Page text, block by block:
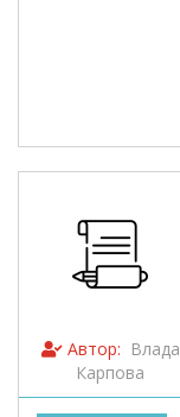
Автор: Влада
Карпова